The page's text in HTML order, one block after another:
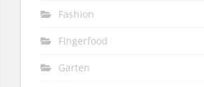
Fashion
Fingerfood
Garten